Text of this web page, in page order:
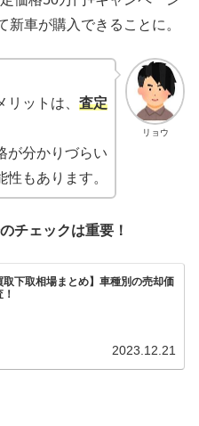
新車が購入できることに。
リョウ
ットは、 査定
が分かりづらい
もあります。
チェックは重要！
取下取相場まとめ】車種別の売却価
2023.12.21